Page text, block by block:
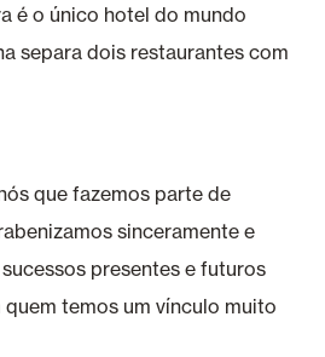
é o único hotel do mundo
separa dois restaurantes com
que fazemos parte de
sinceramente e
presentes e futuros
temos um vínculo muito